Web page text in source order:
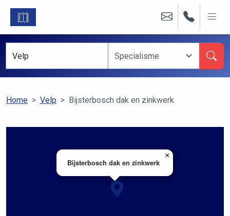
Home Velp Bijsterbosch dak en zinkwerk
Bijsterbosch dak en zinkwerk
×